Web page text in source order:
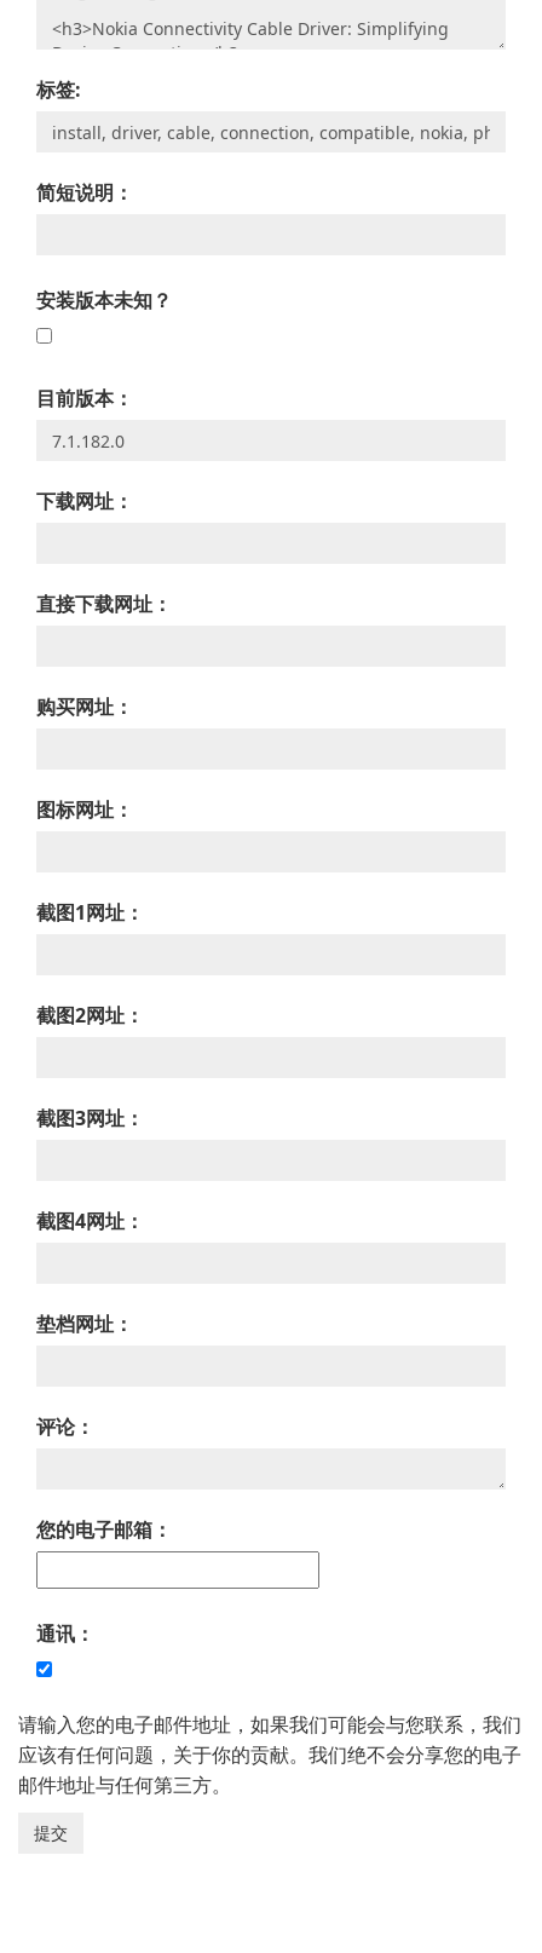
标签:
简短说明：
安装版本未知？
目前版本：
下载网址：
直接下载网址：
购买网址：
图标网址：
截图1网址：
截图2网址：
截图3网址：
截图4网址：
垫档网址：
评论：
您的电子邮箱：
通讯：
请输入您的电子邮件地址，如果我们可能会与您联系，我们
应该有任何问题，关于你的贡献。我们绝不会分享您的电子
邮件地址与任何第三方。